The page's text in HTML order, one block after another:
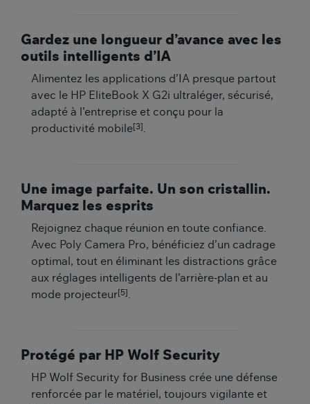
Gardez une longueur d’avance avec les
outils intelligents d’IA
Alimentez les applications d’IA presque partout
avec le HP EliteBook X G2i ultraléger, sécurisé,
adapté à l’entreprise et conçu pour la
productivité mobile[3]
Une image parfaite. Un son cristallin.
Marquez les esprits
Rejoignez chaque réunion en toute confiance.
Avec Poly Camera Pro, bénéficiez d’un cadrage
optimal, tout en éliminant les distractions grâce
aux réglages intelligents de l’arrière-plan et au
mode projecteur [5]
Protégé par HP Wolf Security
HP Wolf Security for Business crée une défense
renforcée par le matériel, toujours vigilante et